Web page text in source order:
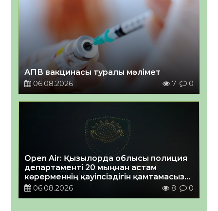
АПВ вакцинасы туралы мәлімет
06.08.2026
7 0
Open Air: Қызылорда облысы полиция
департаменті 20 мыңнан астам
көрерменнің қауіпсіздігін қамтамасыз
етті06.08.2026 8 0